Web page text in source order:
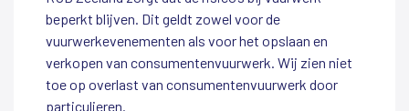
beperkt blijven. Dit geldt zowel voor de
vuurwerkevenementen als voor het opslaan en
verkopen van consumentenvuurwerk. Wij zien niet
toe op overlast van consumentenvuurwerk door
particulieren.